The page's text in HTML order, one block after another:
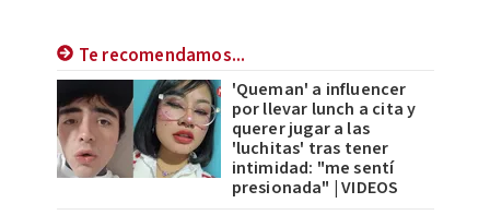
Te recomendamos...
'Queman' a influencer
por llevar lunch a cita y
querer jugar a las
'luchitas' tras tener
intimidad: "me sentí
presionada" | VIDEOS